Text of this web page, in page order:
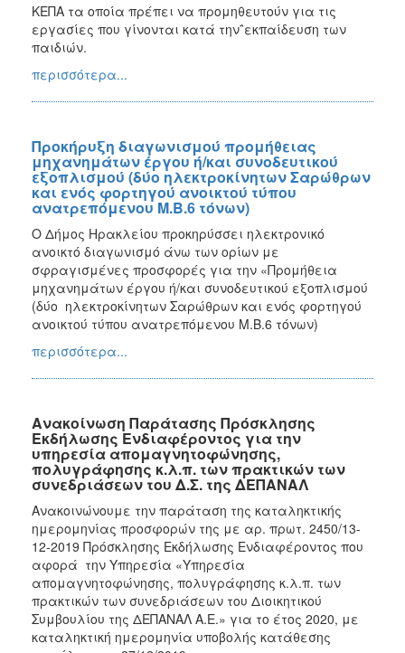
ΚΕΠΑ τα οποία πρέπει να προμηθευτούν για τις
εργασίες που γίνονται κατά την΅εκπαίδευση των
παιδιών.
περισσότερα...
Προκήρυξη διαγωνισμού προμήθειας
μηχανημάτων έργου ή/και συνοδευτικού
εξοπλισμού (δύο ηλεκτροκίνητων Σαρώθρων
και ενός φορτηγού ανοικτού τύπου
ανατρεπόμενου Μ.Β.6 τόνων)
Ο Δήμος Ηρακλείου προκηρύσσει ηλεκτρονικό
ανοικτό διαγωνισμό άνω των ορίων με
σφραγισμένες προσφορές για την «Προμήθεια
μηχανημάτων έργου ή/και συνοδευτικού εξοπλισμού
(δύο ηλεκτροκίνητων Σαρώθρων και ενός φορτηγού
ανοικτού τύπου ανατρεπόμενου Μ.Β.6 τόνων)
περισσότερα...
Ανακοίνωση Παράτασης Πρόσκλησης
Εκδήλωσης Ενδιαφέροντος για την
υπηρεσία απομαγνητοφώνησης,
πολυγράφησης κ.λ.π. των πρακτικών των
συνεδριάσεων του Δ.Σ. της ΔΕΠΑΝΑΛ
Ανακοινώνουμε την παράταση της καταληκτικής
ημερομηνίας προσφορών της με αρ. πρωτ. 2450/13-
12-2019 Πρόσκλησης Εκδήλωσης Ενδιαφέροντος που
αφορά την Υπηρεσία «Υπηρεσία
απομαγνητοφώνησης, πολυγράφησης κ.λ.π. των
πρακτικών των συνεδριάσεων του Διοικητικού
Συμβουλίου της ΔΕΠΑΝΑΛ Α.Ε.» για το έτος 2020, με
καταληκτική ημερομηνία υποβολής κατάθεσης